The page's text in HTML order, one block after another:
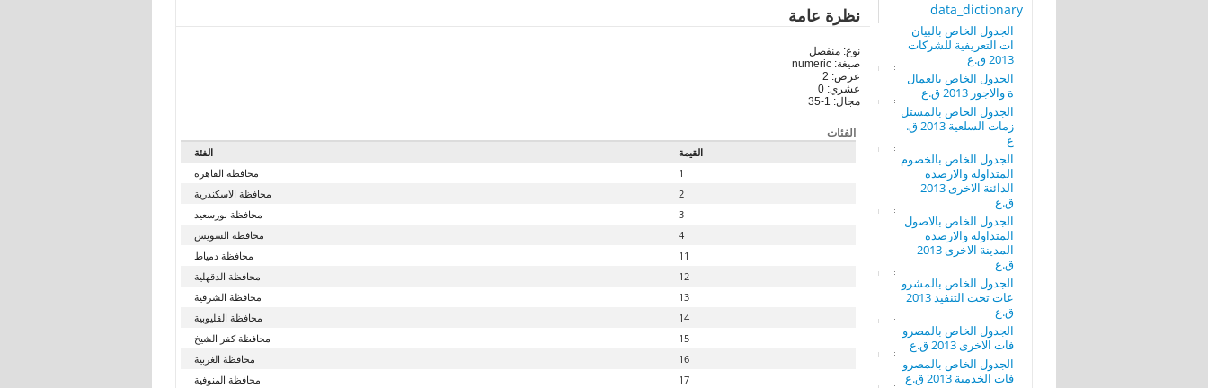
data_dictionary
الجدول الخاص بالبيان
ات التعريفية للشركات
2013 ق.ع
الجدول الخاص بالعمال
ة والاجور 2013 ق.ع
الجدول الخاص بالمستل
زمات السلعية 2013 ق.
ع
الجدول الخاص بالخصوم
المتداولة والارصدة
الدائنة الاخرى 2013
ق.ع
الجدول الخاص بالاصول
المتداولة والارصدة
المدينة الاخرى 2013
ق.ع
الجدول الخاص بالمشرو
عات تحت التنفيذ 2013
ق.ع
الجدول الخاص بالمصرو
فات الاخرى 2013 ق.ع
الجدول الخاص بالمصرو
فات الخدمية 2013 ق.ع
نظرة عامة
نوع: منفصل
صيغة: numeric
عرض: 2
عشري: 0
مجال: 1-35
الفئات
القيمة
الفئة
1
محافظة القاهرة
2
محافظة الاسكندرية
3
محافظة بورسعيد
4
محافظة السويس
11
محافظة دمياط
12
محافظة الدقهلية
13
محافظة الشرقية
14
محافظة القليوبية
15
محافظة كفر الشيخ
16
محافظة الغربية
17
محافظة المنوفية